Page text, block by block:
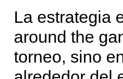
La estrategia
around the
torneo, sino